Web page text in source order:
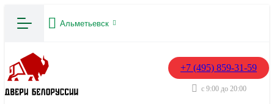
Альметьевск
+7 (495) 859-31-59
с 9:00 до 20:00